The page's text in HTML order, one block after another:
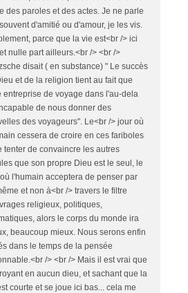
des paroles et des actes. Je ne parle
d'amitié ou d'amour, je les vis.
parce que la vie est<br /> ici
nulle part ailleurs.<br /> <br />
disait ( en substance) " Le succès
et de la religion tient au fait que
entreprise de voyage dans l'au-dela
de nous donner des
des voyageurs". Le<br /> jour où
cessera de croire en ces fariboles
tenter de convaincre les autres
que son propre Dieu est le seul, le
l'humain acceptera de penser par
et non à<br /> travers le filtre
religieux, politiques,
alors le corps du monde ira
beaucoup mieux. Nous serons enfin
dans le temps de la pensée
/> <br /> Mais il est vrai que
en aucun dieu, et sachant que la
courte et se joue ici bas... cela me